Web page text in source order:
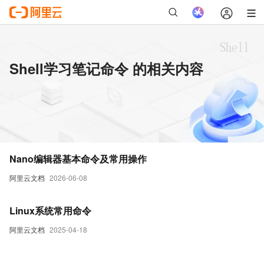
Shell学习笔记命令 的相关内容
阿里云文档 2026-06-08
Nano编辑器基本命令及常用操作
阿里云文档 2025-04-18
Linux系统常用命令